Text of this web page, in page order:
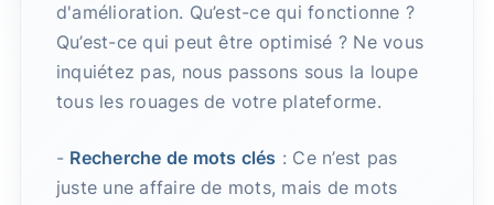
d'amélioration. Qu’est-ce qui fonctionne ?
Qu’est-ce qui peut être optimisé ? Ne vous
inquiétez pas, nous passons sous la loupe
tous les rouages de votre plateforme.
- Recherche de mots clés : Ce n’est pas
juste une affaire de mots, mais de mots